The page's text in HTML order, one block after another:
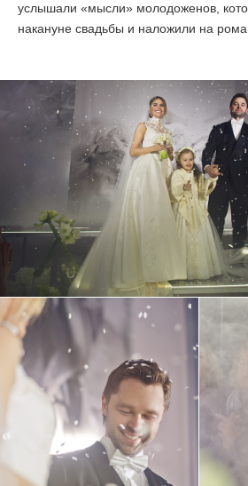
услышали «мысли» молодоженов,
накануне свадьбы и наложили на